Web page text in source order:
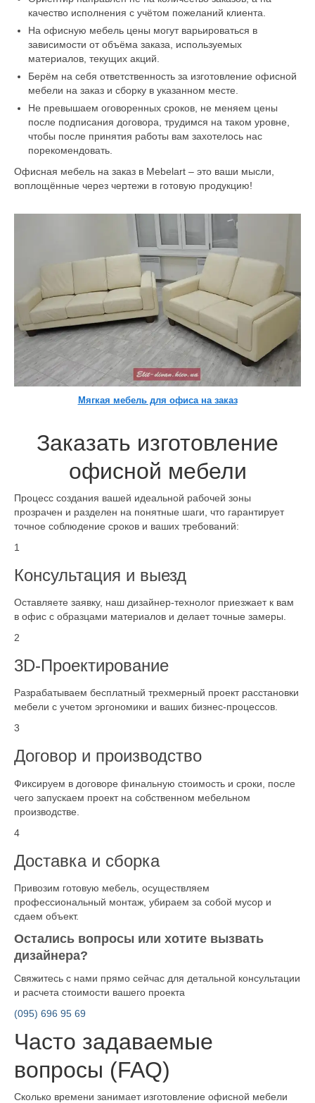
качество исполнения с учётом пожеланий клиента.
На офисную мебель цены могут варьироваться в
зависимости от объёма заказа, используемых
материалов, текущих акций.
Берём на себя ответственность за изготовление офисной
мебели на заказ и сборку в указанном месте.
Не превышаем оговоренных сроков, не меняем цены
после подписания договора, трудимся на таком уровне,
чтобы после принятия работы вам захотелось нас
порекомендовать.
Офисная мебель на заказ в Mebelart – это ваши мысли,
воплощённые через чертежи в готовую продукцию!
Мягкая мебель для офиса на заказ
Заказать изготовление
офисной мебели
Процесс создания вашей идеальной рабочей зоны
прозрачен и разделен на понятные шаги, что гарантирует
точное соблюдение сроков и ваших требований:
1
Консультация и выезд
Оставляете заявку, наш дизайнер-технолог приезжает к вам
в офис с образцами материалов и делает точные замеры.
2
3D-Проектирование
Разрабатываем бесплатный трехмерный проект расстановки
мебели с учетом эргономики и ваших бизнес-процессов.
3
Договор и производство
Фиксируем в договоре финальную стоимость и сроки, после
чего запускаем проект на собственном мебельном
производстве.
4
Доставка и сборка
Привозим готовую мебель, осуществляем
профессиональный монтаж, убираем за собой мусор и
сдаем объект.
Остались вопросы или хотите вызвать
дизайнера?
Свяжитесь с нами прямо сейчас для детальной консультации
и расчета стоимости вашего проекта
(095) 696 95 69
Часто задаваемые
вопросы (FAQ)
Сколько времени занимает изготовление офисной мебели